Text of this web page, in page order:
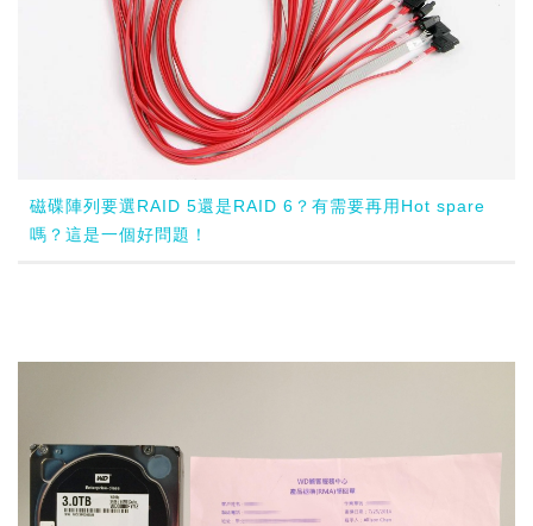
磁碟陣列要選RAID 5還是RAID 6？有需要再用Hot spare
嗎？這是一個好問題！